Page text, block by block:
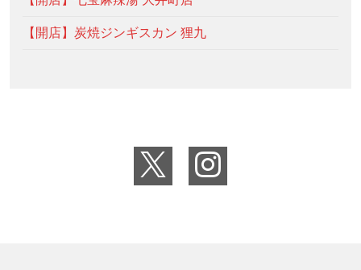
【開店】炭焼ジンギスカン 狸九